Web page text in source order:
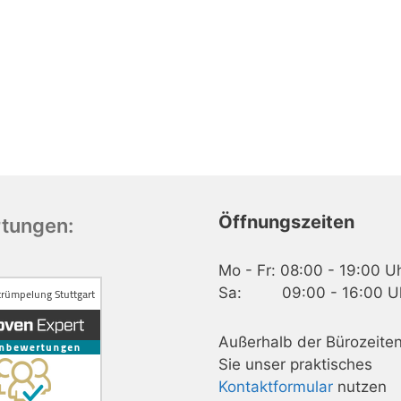
Öffnungszeiten
Mo - Fr: 08:00 - 19:00
Sa: 09:00 - 16:00
Außerhalb der
Sie unser praktisches
Kontaktformular nutzen